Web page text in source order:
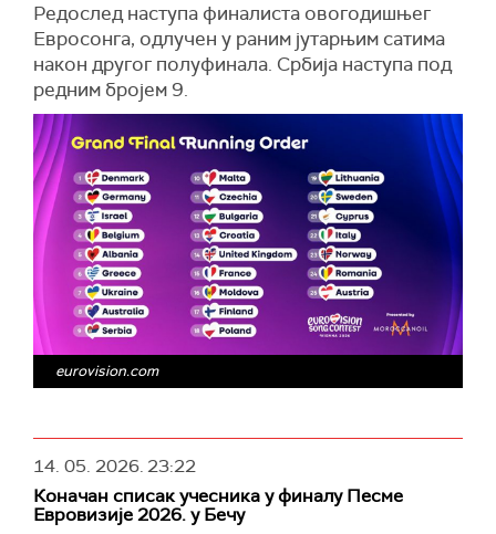
Редослед наступа финалиста овогодишњег
Евросонга, одлучен у раним јутарњим сатима
након другог полуфинала. Србија наступа под
редним бројем 9.
eurovision.com
14. 05. 2026.23:22
Коначан списак учесника у финалу Песме
Евровизије 2026. у Бечу